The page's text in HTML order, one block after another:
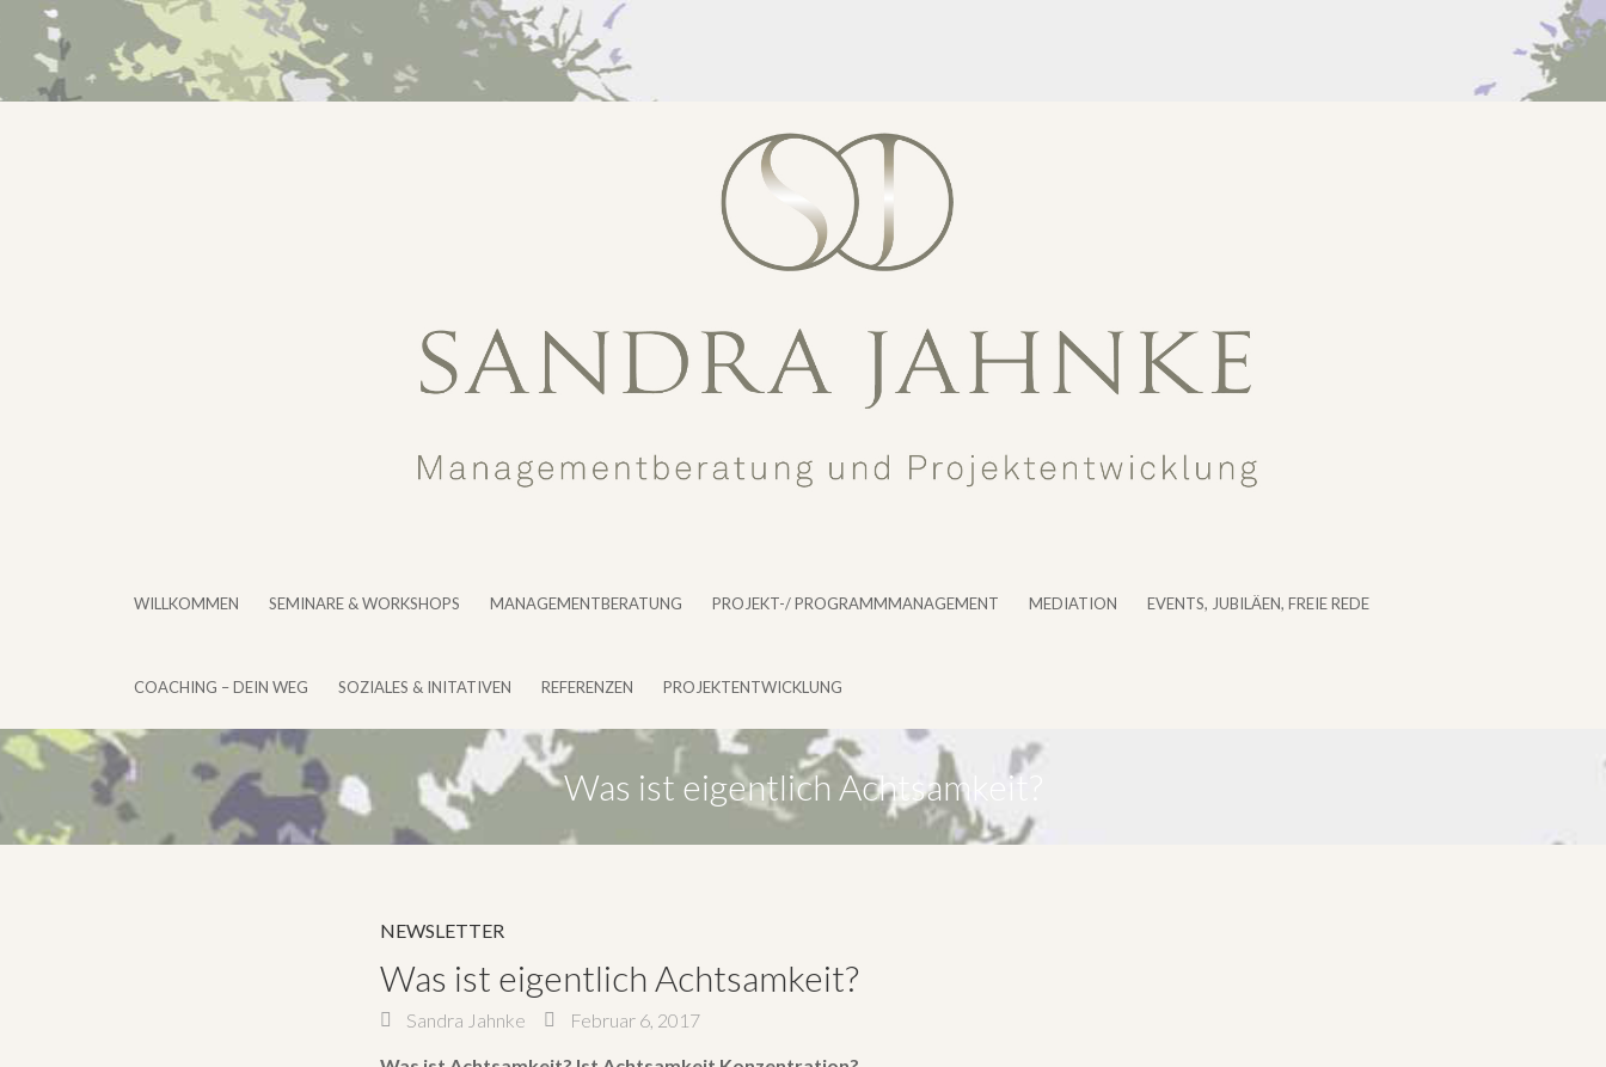
WILLKOMMEN SEMINARE & WORKSHOPS MANAGEMENTBERATUNG PROJEKT-/ PROGRAMMMANAGEMENT MEDIATION EVENTS, JUBILÄEN, FREIE REDE
COACHING – DEIN WEG SOZIALES & INITATIVEN REFERENZEN PROJEKTENTWICKLUNG
Was ist eigentlich Achtsamkeit?
NEWSLETTER
Was ist eigentlich Achtsamkeit?
Sandra Jahnke
Februar 6, 2017